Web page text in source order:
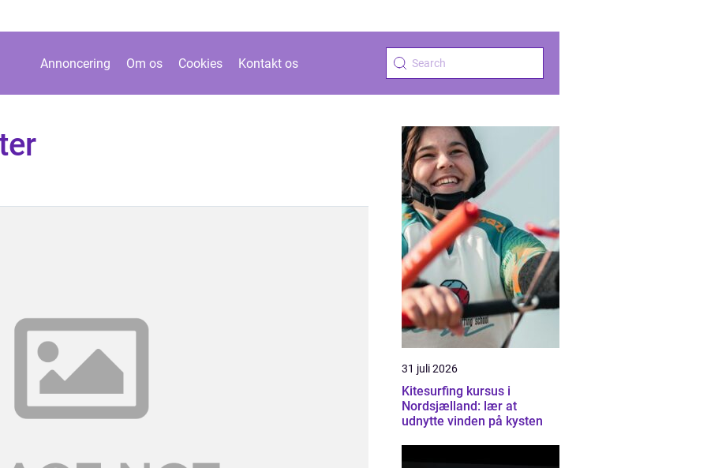
Annoncering Om os Cookies Kontakt os
31 juli 2026
Kitesurfing kursus i
Nordsjælland: lær at
udnytte vinden på kysten